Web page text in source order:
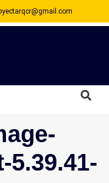
5.39.41-